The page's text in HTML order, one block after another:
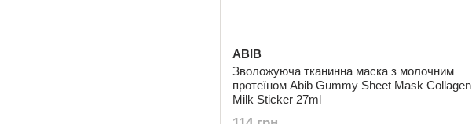
ABIB
Зволожуюча тканинна маска з молочним
протеїном Abib Gummy Sheet Mask Collagen
Milk Sticker 27ml